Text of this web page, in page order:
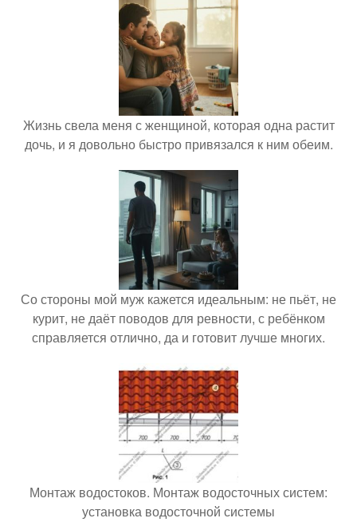
Жизнь свела меня с женщиной, которая одна растит
дочь, и я довольно быстро привязался к ним обеим.
Со стороны мой муж кажется идеальным: не пьёт, не
курит, не даёт поводов для ревности, с ребёнком
справляется отлично, да и готовит лучше многих.
Монтаж водостоков. Монтаж водосточных систем:
установка водосточной системы